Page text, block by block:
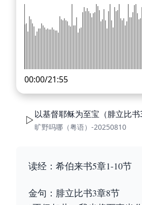
00:00/21:55
以基督耶稣为至宝（腓立比书
旷野吗哪（粤语）-20250810
读经：希伯来书5章1-10节
金句：腓立比书3章8节